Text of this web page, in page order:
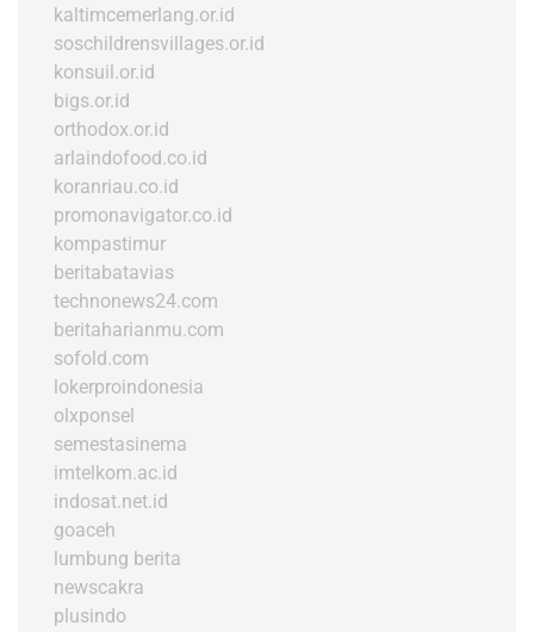
kaltimcemerlang.or.id
soschildrensvillages.or.id
konsuil.or.id
bigs.or.id
orthodox.or.id
arlaindofood.co.id
koranriau.co.id
promonavigator.co.id
kompastimur
beritabatavias
technonews24.com
beritaharianmu.com
sofold.com
lokerproindonesia
olxponsel
semestasinema
imtelkom.ac.id
indosat.net.id
goaceh
lumbung berita
newscakra
plusindo